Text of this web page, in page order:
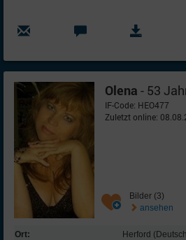
Olena - 53
IF-Code: HEO477
Zuletzt online:
Bilder (3)
ansehen
Ort:
Herford